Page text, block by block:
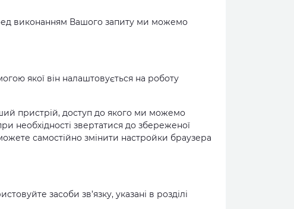
виконанням Вашого запиту ми можемо
якої він налаштовується на роботу
пристрій, доступ до якого ми можемо
необхідності звертатися до збереженої
самостійно змінити настройки браузера
засоби зв’язку, указані в розділі